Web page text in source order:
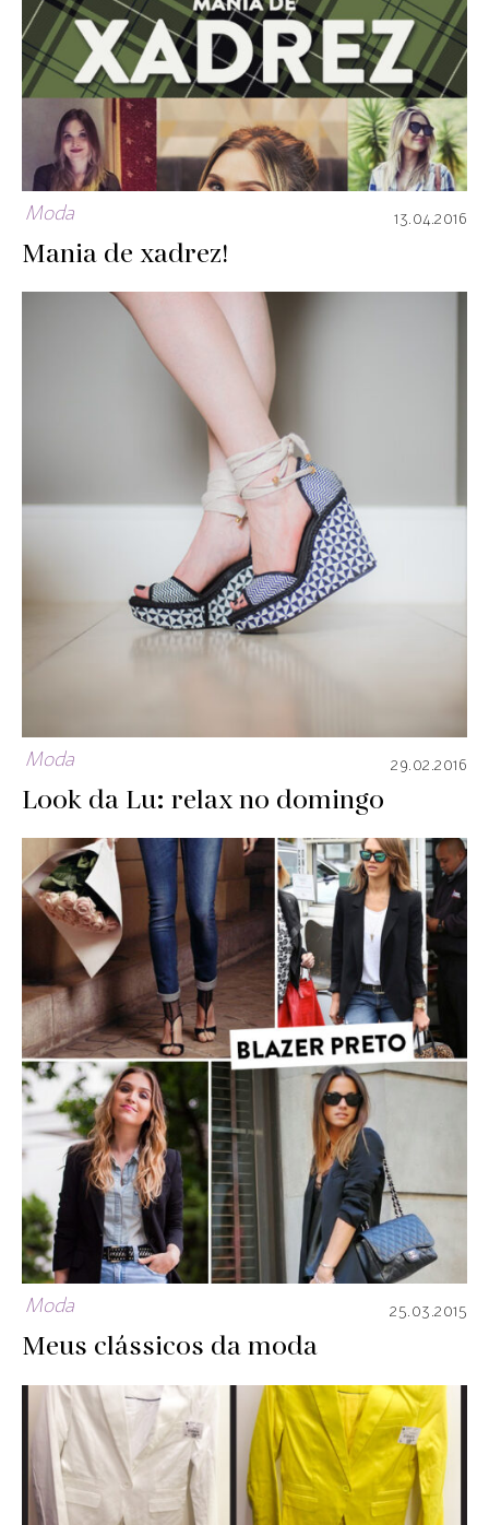
Moda 13.04.2016
Mania de xadrez!
Moda 29.02.2016
Look da Lu: relax no domingo
Moda 25.03.2015
Meus clássicos da moda